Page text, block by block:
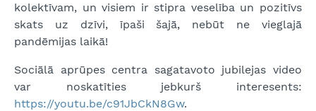
kolektīvam, un visiem ir stipra veselība un pozitīvs
skats uz dzīvi, īpaši šajā, nebūt ne vieglajā
pandēmijas laikā!
Sociālā aprūpes centra sagatavoto jubilejas video
var noskatīties jebkurš interesents:
https://youtu.be/c91JbCkN8Gw.